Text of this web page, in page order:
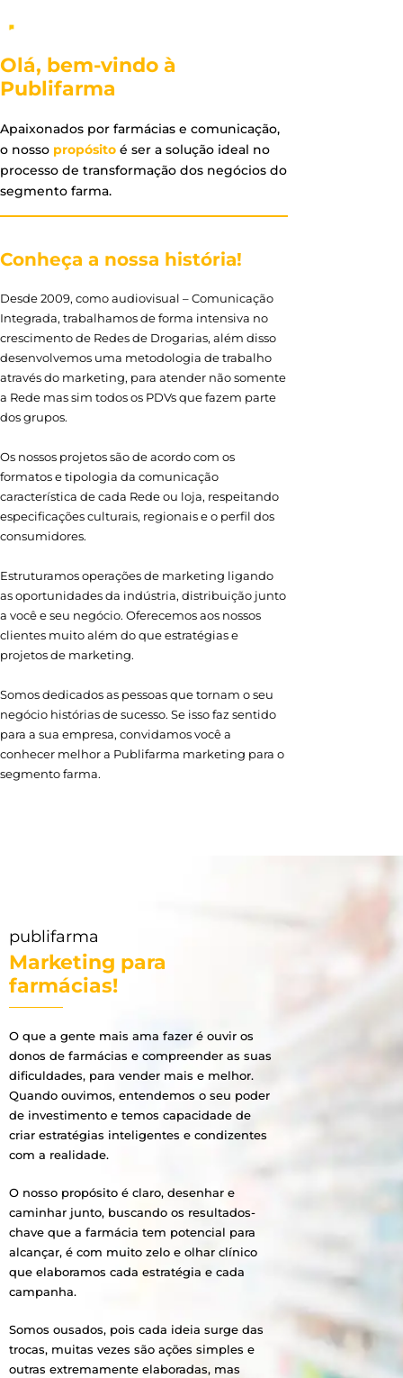
Olá, bem-vindo à
Publifarma
Apaixonados por farmácias e comunicação,
o nosso propósito é ser a solução ideal no
processo de transformação dos negócios do
segmento farma.
Conheça a nossa história!
Desde 2009, como audiovisual – Comunicação
Integrada, trabalhamos de forma intensiva no
crescimento de Redes de Drogarias, além disso
desenvolvemos uma metodologia de trabalho
através do marketing, para atender não somente
a Rede mas sim todos os PDVs que fazem parte
dos grupos.
Os nossos projetos são de acordo com os
formatos e tipologia da comunicação
característica de cada Rede ou loja, respeitando
especificações culturais, regionais e o perfil dos
consumidores.
Estruturamos operações de marketing ligando
as oportunidades da indústria, distribuição junto
a você e seu negócio. Oferecemos aos nossos
clientes muito além do que estratégias e
projetos de marketing.
Somos dedicados as pessoas que tornam o seu
negócio histórias de sucesso. Se isso faz sentido
para a sua empresa, convidamos você a
conhecer melhor a Publifarma marketing para o
segmento farma.
publifarma
Marketing para
farmácias!
O que a gente mais ama fazer é ouvir os
donos de farmácias e compreender as suas
dificuldades, para vender mais e melhor.
Quando ouvimos, entendemos o seu poder
de investimento e temos capacidade de
criar estratégias inteligentes e condizentes
com a realidade.
O nosso propósito é claro, desenhar e
caminhar junto, buscando os resultados-
chave que a farmácia tem potencial para
alcançar, é com muito zelo e olhar clínico
que elaboramos cada estratégia e cada
campanha.
Somos ousados, pois cada ideia surge das
trocas, muitas vezes são ações simples e
outras extremamente elaboradas, mas